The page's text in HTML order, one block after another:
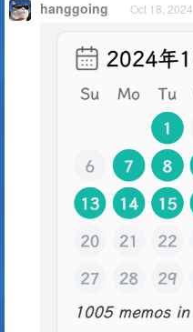
hanggoing Oct 18, 2024